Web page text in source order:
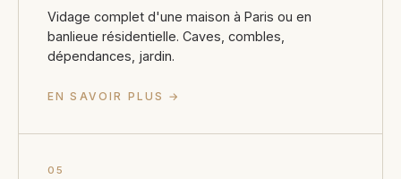
Vidage complet d'une maison à Paris ou en
banlieue résidentielle. Caves, combles,
dépendances, jardin.
EN SAVOIR PLUS →
05